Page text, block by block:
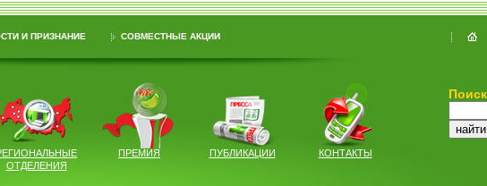
И ПРИЗНАНИЕ СОВМЕСТНЫЕ АКЦИИ
ОТДЕЛЕНИЯ
ПРЕМИЯ ПУБЛИКАЦИИ КОНТАКТЫ